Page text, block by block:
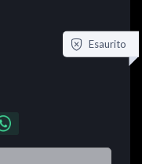
Esaurito